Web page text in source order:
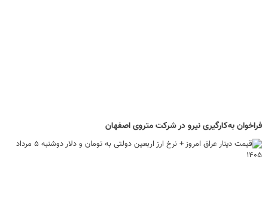
فراخوان به‌کارگیری نیرو در شرکت متروی اصفهان